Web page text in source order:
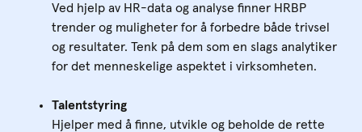
Ved hjelp av HR-data og analyse finner HRBP
trender og muligheter for å forbedre både trivsel
og resultater. Tenk på dem som en slags analytiker
for det menneskelige aspektet i virksomheten.
Talentstyring
Hjelper med å finne, utvikle og beholde de rette